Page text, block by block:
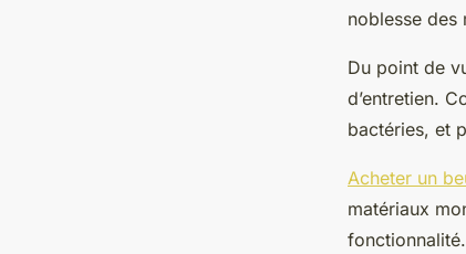
noblesse des
Du point de
d’entretien.
bactéries, et
Acheter un
matériaux